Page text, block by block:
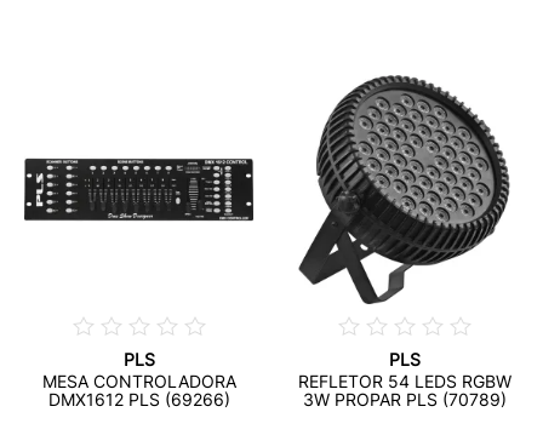
PLS
MESA CONTROLADORA
DMX1612 PLS (69266)
PLS
REFLETOR 54 LEDS RGBW
3W PROPAR PLS (70789)